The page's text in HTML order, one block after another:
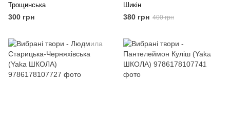
Трощинська
300 грн
Шикін
380 грн 400 грн